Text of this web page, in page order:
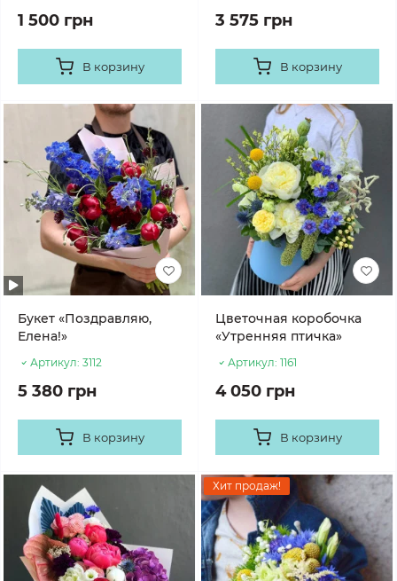
1 500 грн
В корзину
3 575 грн
В корзину
Букет «Поздравляю,
Елена!»
Артикул: 3112
5 380 грн
В корзину
Цветочная коробочка
«Утренняя птичка»
Артикул: 1161
4 050 грн
В корзину
Хит продаж!